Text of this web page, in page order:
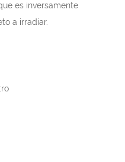
es inversamente
a irradiar.